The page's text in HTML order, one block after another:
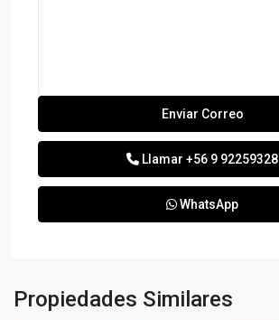
Llamar +56 9 92259328
WhatsApp
Propiedades Similares